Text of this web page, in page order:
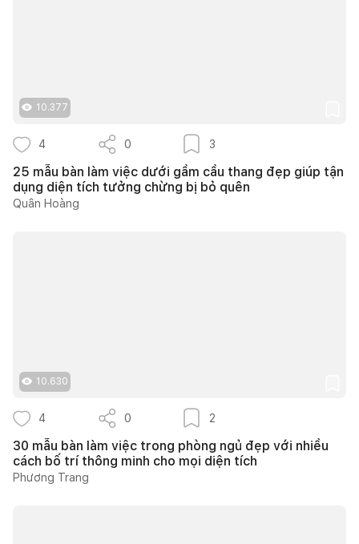
10.377
4 0 3
25 mẫu bàn làm việc dưới gầm cầu thang đẹp giúp tận
dụng diện tích tưởng chừng bị bỏ quên
Quân Hoàng
10.630
4 0 2
30 mẫu bàn làm việc trong phòng ngủ đẹp với nhiều
cách bố trí thông minh cho mọi diện tích
Phương Trang